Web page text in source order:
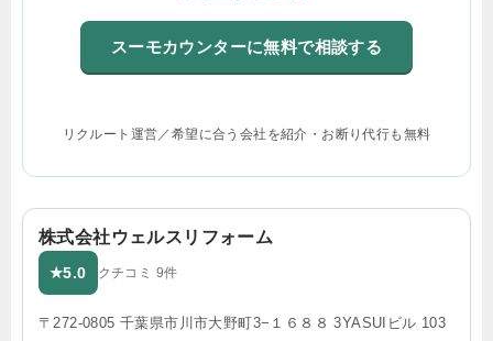
スーモカウンターに無料で相談する
リクルート運営／希望に合う会社を紹介・お断り代行も無料
株式会社ウェルスリフォーム
★5.0 クチコミ 9件
〒272-0805 千葉県市川市大野町3−１６８８ 3YASUIビル 103